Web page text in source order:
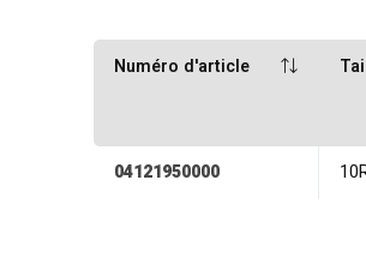
Numéro d'article
04121950000